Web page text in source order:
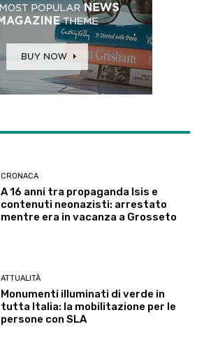
CRONACA
A 16 anni tra propaganda Isis e
contenuti neonazisti: arrestato
mentre era in vacanza a Grosseto
ATTUALITÀ
Monumenti illuminati di verde in
tutta Italia: la mobilitazione per le
persone con SLA